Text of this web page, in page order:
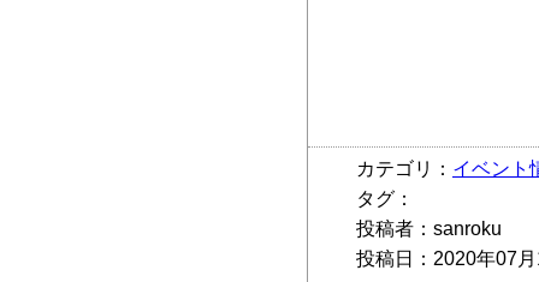
カテゴリ： イベント
タグ：
投稿者：sanroku
投稿日：2020年07